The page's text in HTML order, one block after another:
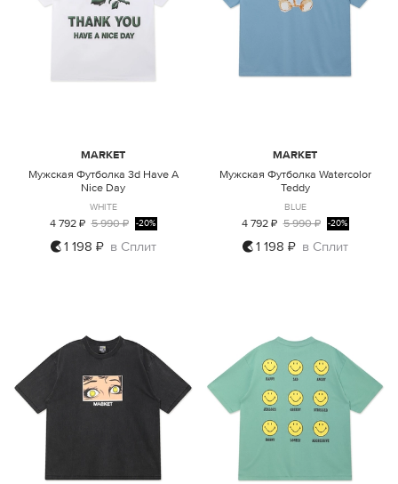
L XL
MARKET
Мужская Футболка 3d Have A
Nice Day
WHITE
4 792 ₽ 5 990 ₽ -20%
1 198 ₽ в Сплит M L
MARKET
Мужская Футболка Watercolor
Teddy
BLUE
4 792 ₽ 5 990 ₽ -20%
1 198 ₽ в Сплит